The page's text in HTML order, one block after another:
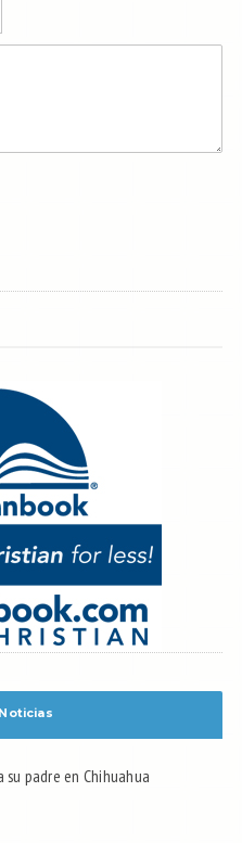
su padre en Chihuahua